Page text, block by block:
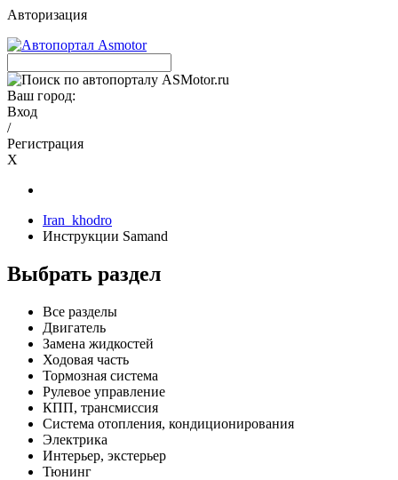
Авторизация
Ваш город:
Вход
/
Регистрация
X
Iran_khodro
Инструкции Samand
Выбрать раздел
Все разделы
Двигатель
Замена жидкостей
Ходовая часть
Тормозная система
Рулевое управление
КПП, трансмиссия
Система отопления, кондиционирования
Электрика
Интерьер, экстерьер
Тюнинг